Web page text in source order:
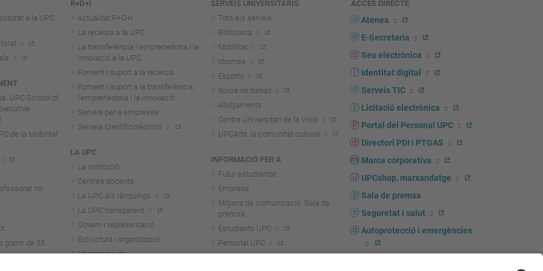
a la UPC
UPC School of
de la Mobilitat
no
grans de 55
R+D+I
Actualitat R+D+I
La recerca a la UPC
La transferència, l'emprenedoria i la
innovació a la UPC
Foment i suport a la recerca
Foment i suport a la transferència,
l'emprenedoria i la innovació
Serveis per a empreses
Serveis Cientificotècnics
LA UPC
La institució
Centres docents
La UPC als rànquings
La UPC transparent
Govern i representació
Estructura i organització
Honoris causa
SERVEIS UNIVERSITARIS
Tots els serveis
Biblioteca
Mobilitat
Idiomes
Esports
Borsa de treball
Allotjaments
Centre Universitari de la Visió
UPCArts, la comunitat cultural
INFORMACIÓ PER A
Futur estudiantat
Empresa
Mitjans de comunicació. Sala de
premsa
Estudiants UPC
Personal UPC
ACCÉS DIRECTE
Atenea
E-Secretaria
Seu electrònica
Identitat digital
Serveis TIC
Licitació electrònica
Portal del Personal UPC
Directori PDI i PTGAS
Marca corporativa
UPCshop, marxandatge
Sala de premsa
Seguretat i salut
Autoprotecció i emergències